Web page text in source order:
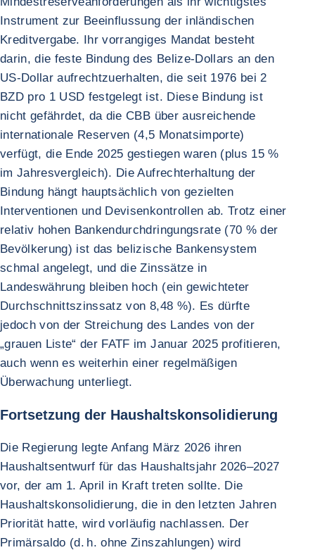
Instrument zur Beeinflussung der inländischen
Kreditvergabe. Ihr vorrangiges Mandat besteht
darin, die feste Bindung des Belize-Dollars an den
US-Dollar aufrechtzuerhalten, die seit 1976 bei 2
BZD pro 1 USD festgelegt ist. Diese Bindung ist
nicht gefährdet, da die CBB über ausreichende
internationale Reserven (4,5 Monatsimporte)
verfügt, die Ende 2025 gestiegen waren (plus 15 %
im Jahresvergleich). Die Aufrechterhaltung der
Bindung hängt hauptsächlich von gezielten
Interventionen und Devisenkontrollen ab. Trotz einer
relativ hohen Bankendurchdringungsrate (70 % der
Bevölkerung) ist das belizische Bankensystem
schmal angelegt, und die Zinssätze in
Landeswährung bleiben hoch (ein gewichteter
Durchschnittszinssatz von 8,48 %). Es dürfte
jedoch von der Streichung des Landes von der
„grauen Liste“ der FATF im Januar 2025 profitieren,
auch wenn es weiterhin einer regelmäßigen
Überwachung unterliegt.
Fortsetzung der Haushaltskonsolidierung
Die Regierung legte Anfang März 2026 ihren
Haushaltsentwurf für das Haushaltsjahr 2026–2027
vor, der am 1. April in Kraft treten sollte. Die
Haushaltskonsolidierung, die in den letzten Jahren
Priorität hatte, wird vorläufig nachlassen. Der
Primärsaldo (d. h. ohne Zinszahlungen) wird